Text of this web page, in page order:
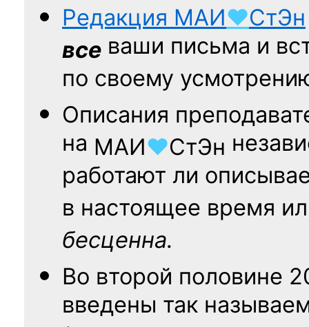
Редакция МАИ♥СтЭн
все ваши письма и
по своему
Описания
на МАИ♥СтЭн
работают ли
в настоящее время
бесценна.
Во второй половине
введены так